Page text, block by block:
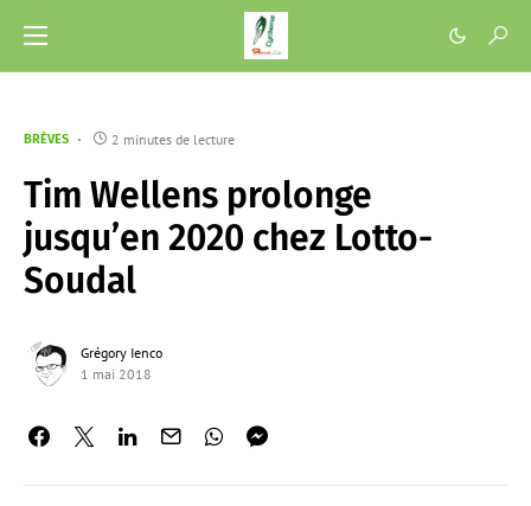
BRÈVES 2 minutes de lecture
Tim Wellens prolonge
jusqu’en 2020 chez Lotto-
Soudal
Grégory Ienco
1 mai 2018